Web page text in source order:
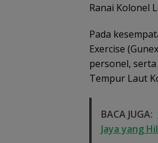
Ranai Kolonel
Pada
Exercise
personel,
Tempur Laut
BACA JUGA:
Jaya yang